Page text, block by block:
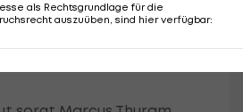
als Rechtsgrundlage für die
auszuüben, sind hier verfügbar: